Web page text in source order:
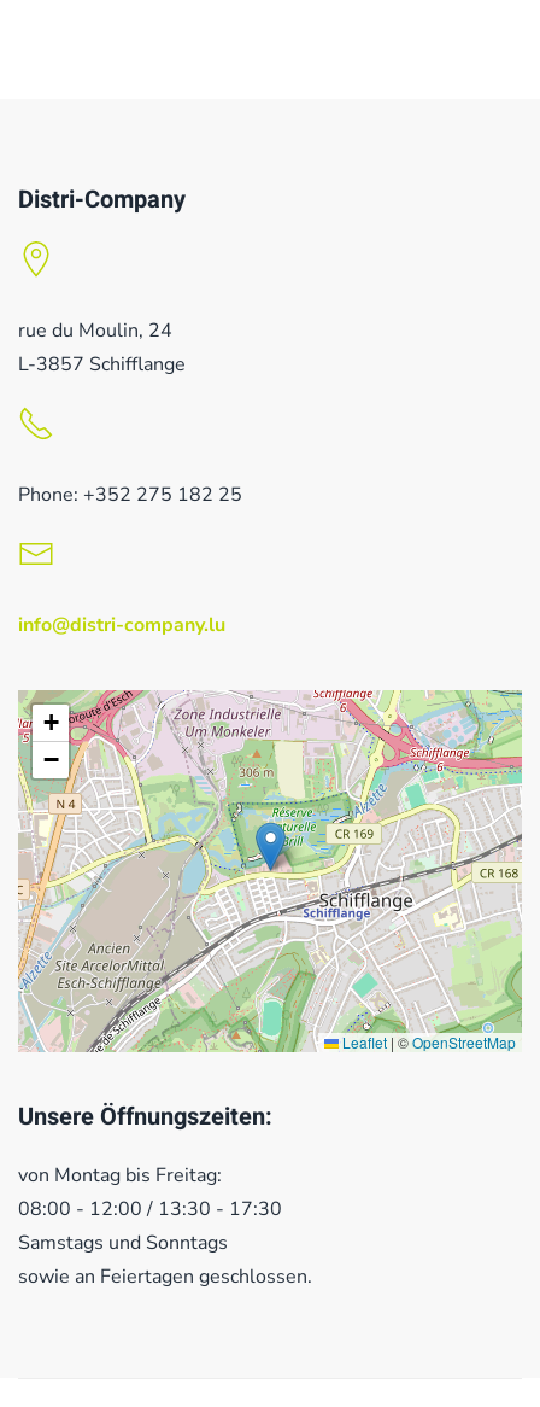
Distri-Company
rue du Moulin, 24
L-3857 Schifflange
Phone: +352 275 182 25
info@distri-company.lu
+
−
Leaflet | ©OpenStreetMap
Unsere Öffnungszeiten:
von Montag bis Freitag:
08:00 - 12:00 / 13:30 - 17:30
Samstags und Sonntags
sowie an Feiertagen geschlossen.